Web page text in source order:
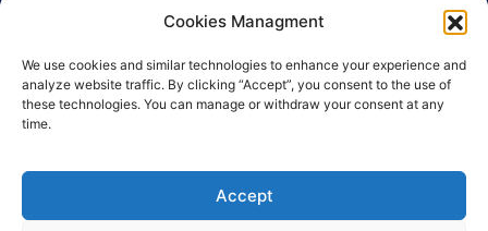
Cookies Managment
We use cookies and similar technologies to enhance your experience and
analyze website traffic. By clicking “Accept”, you consent to the use of
these technologies. You can manage or withdraw your consent at any
time.
Accept